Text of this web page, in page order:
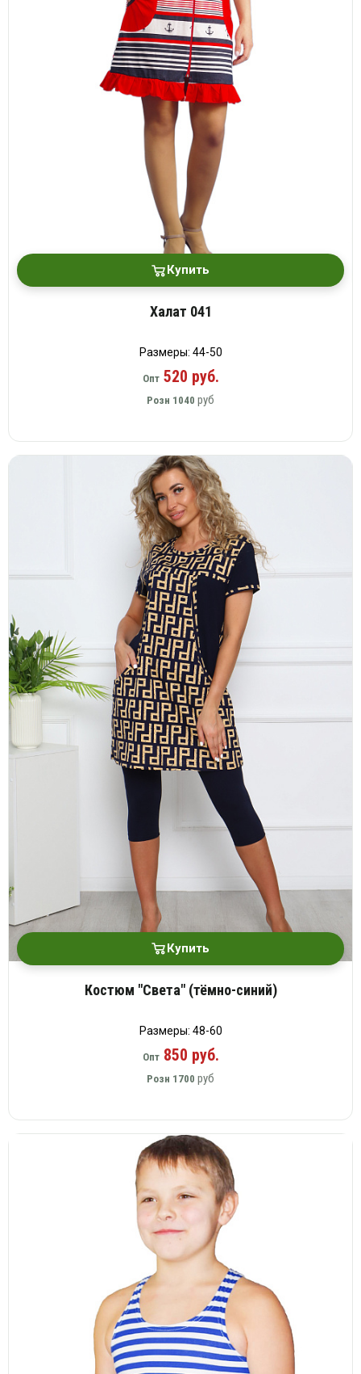
Купить
Халат 041
Размеры: 44-50
Опт520 руб.
Розн 1040 руб
Купить
Костюм "Света" (тёмно-синий)
Размеры: 48-60
Опт850 руб.
Розн 1700 руб